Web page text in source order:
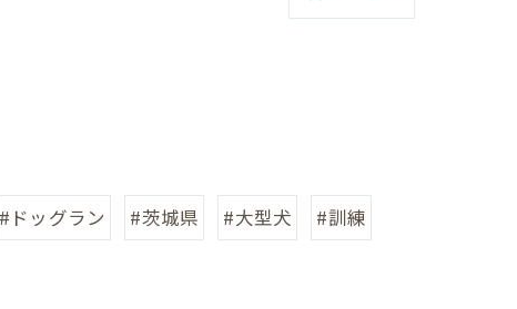
#ドッグラン #茨城県 #大型犬
#訓練